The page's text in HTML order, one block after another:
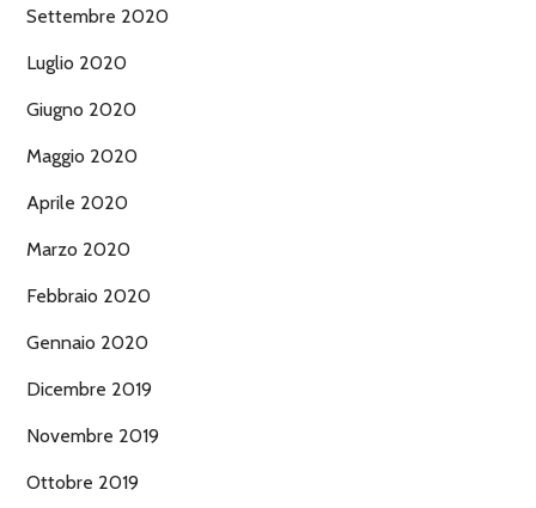
Settembre 2020
Luglio 2020
Giugno 2020
Maggio 2020
Aprile 2020
Marzo 2020
Febbraio 2020
Gennaio 2020
Dicembre 2019
Novembre 2019
Ottobre 2019